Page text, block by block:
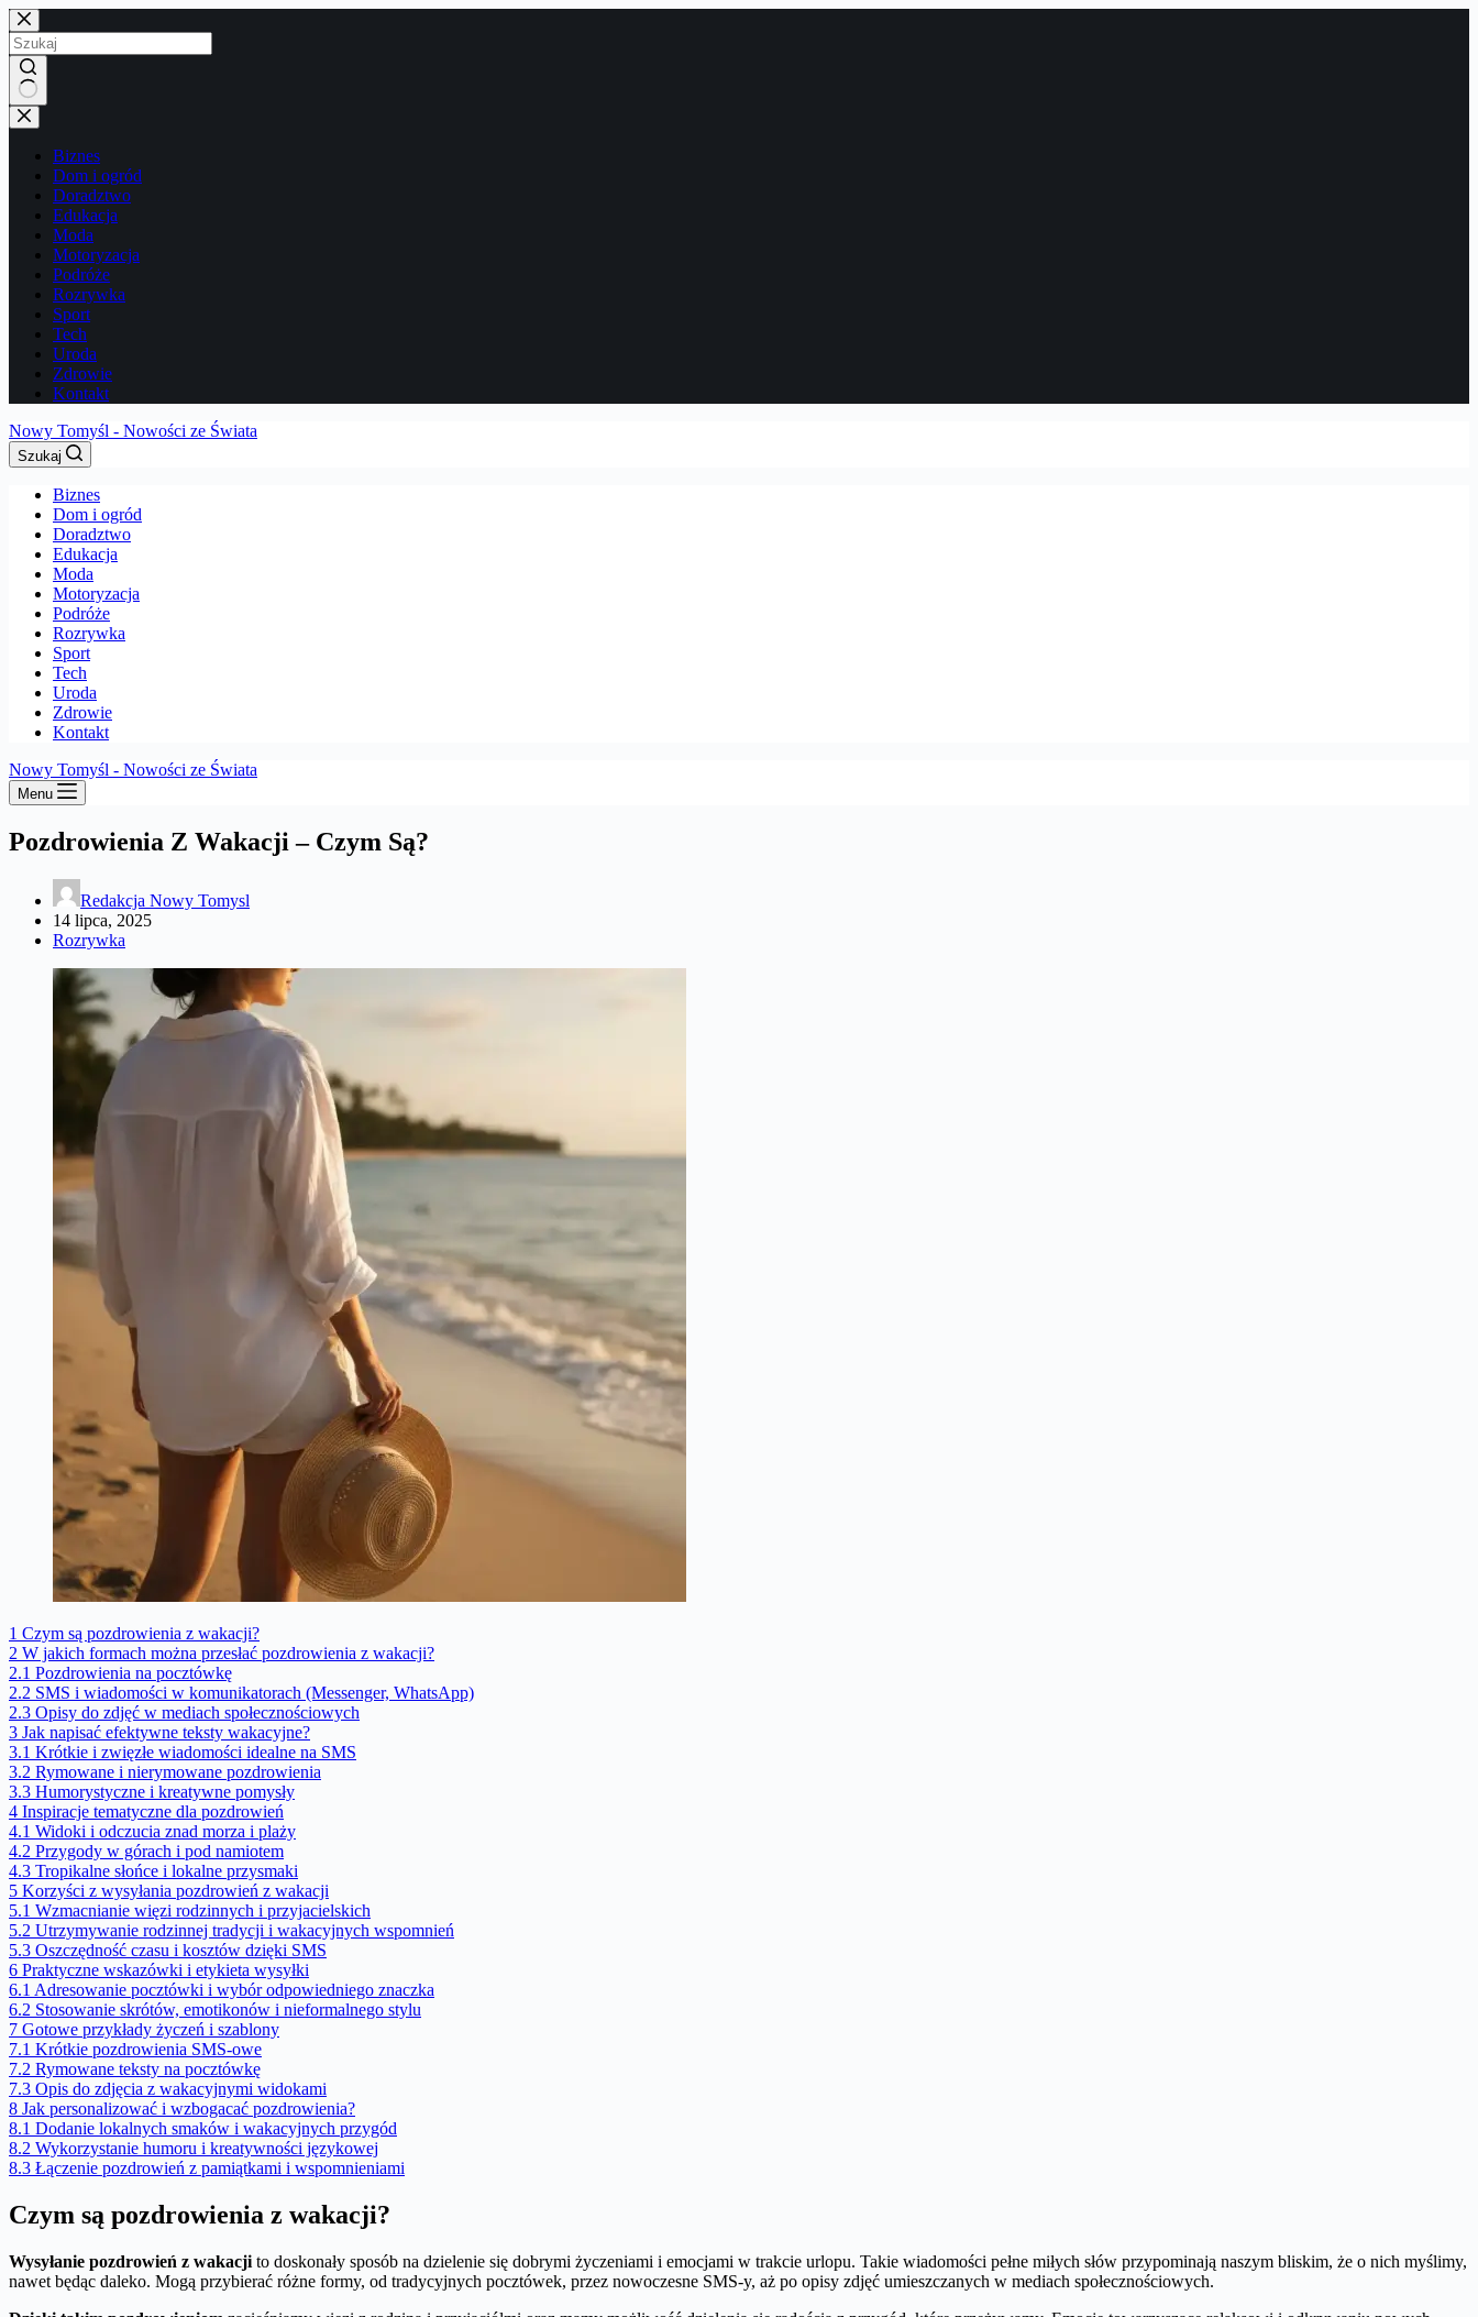
Przejdź
do
treści
Brak
wyników
Biznes
Dom i ogród
Doradztwo
Edukacja
Moda
Motoryzacja
Podróże
Rozrywka
Sport
Tech
Uroda
Zdrowie
Kontakt
Nowy Tomyśl - Nowości ze Świata
Szukaj
Biznes
Dom i ogród
Doradztwo
Edukacja
Moda
Motoryzacja
Podróże
Rozrywka
Sport
Tech
Uroda
Zdrowie
Kontakt
Nowy Tomyśl - Nowości ze Świata
Menu
Pozdrowienia Z Wakacji – Czym Są?
Redakcja Nowy Tomysl
14 lipca, 2025
Rozrywka
1 Czym są pozdrowienia z wakacji?
2 W jakich formach można przesłać pozdrowienia z wakacji?
2.1 Pozdrowienia na pocztówkę
2.2 SMS i wiadomości w komunikatorach (Messenger, WhatsApp)
2.3 Opisy do zdjęć w mediach społecznościowych
3 Jak napisać efektywne teksty wakacyjne?
3.1 Krótkie i zwięzłe wiadomości idealne na SMS
3.2 Rymowane i nierymowane pozdrowienia
3.3 Humorystyczne i kreatywne pomysły
4 Inspiracje tematyczne dla pozdrowień
4.1 Widoki i odczucia znad morza i plaży
4.2 Przygody w górach i pod namiotem
4.3 Tropikalne słońce i lokalne przysmaki
5 Korzyści z wysyłania pozdrowień z wakacji
5.1 Wzmacnianie więzi rodzinnych i przyjacielskich
5.2 Utrzymywanie rodzinnej tradycji i wakacyjnych wspomnień
5.3 Oszczędność czasu i kosztów dzięki SMS
6 Praktyczne wskazówki i etykieta wysyłki
6.1 Adresowanie pocztówki i wybór odpowiedniego znaczka
6.2 Stosowanie skrótów, emotikonów i nieformalnego stylu
7 Gotowe przykłady życzeń i szablony
7.1 Krótkie pozdrowienia SMS-owe
7.2 Rymowane teksty na pocztówkę
7.3 Opis do zdjęcia z wakacyjnymi widokami
8 Jak personalizować i wzbogacać pozdrowienia?
8.1 Dodanie lokalnych smaków i wakacyjnych przygód
8.2 Wykorzystanie humoru i kreatywności językowej
8.3 Łączenie pozdrowień z pamiątkami i wspomnieniami
Czym są pozdrowienia z wakacji?
Wysyłanie pozdrowień z wakacji to doskonały sposób na dzielenie się dobrymi życzeniami i emocjami w trakcie urlopu. Takie wiadomości pełne miłych słów przypominają naszym bliskim, że o nich myślimy,
nawet będąc daleko. Mogą przybierać różne formy, od tradycyjnych pocztówek, przez nowoczesne SMS-y, aż po opisy zdjęć umieszczanych w mediach społecznościowych.